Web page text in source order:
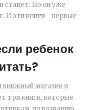
станет. Но он уже
И эти книги - первые
ребенок
книжный магазин и
три книги, которые